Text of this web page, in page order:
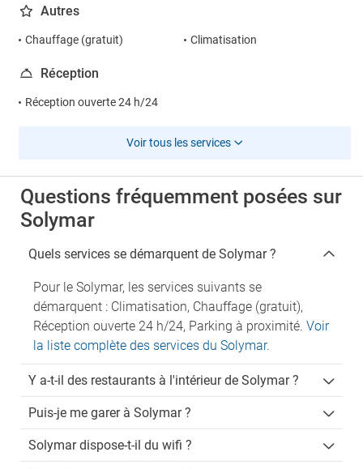
Autres
Chauffage (gratuit) Climatisation
Réception
Réception ouverte 24 h/24
Voir tous les services
Questions fréquemment posées sur
Solymar
Quels services se démarquent de Solymar ?
Pour le Solymar, les services suivants se
démarquent : Climatisation, Chauffage (gratuit),
Réception ouverte 24 h/24, Parking à proximité. Voir
la liste complète des services du Solymar.
Y a-t-il des restaurants à l'intérieur de Solymar ?
Puis-je me garer à Solymar ?
Solymar dispose-t-il du wifi ?